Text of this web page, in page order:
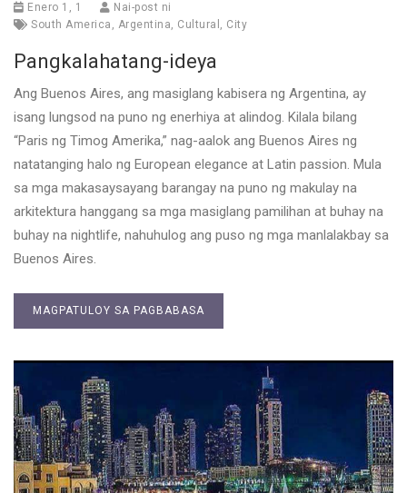
Enero 1, 1
Nai-post ni
South America , Argentina, Cultural , City
Pangkalahatang-ideya
Ang Buenos Aires, ang masiglang kabisera ng Argentina, ay
isang lungsod na puno ng enerhiya at alindog. Kilala bilang
“Paris ng Timog Amerika,” nag-aalok ang Buenos Aires ng
natatanging halo ng European elegance at Latin passion. Mula
sa mga makasaysayang barangay na puno ng makulay na
arkitektura hanggang sa mga masiglang pamilihan at buhay na
buhay na nightlife, nahuhulog ang puso ng mga manlalakbay sa
Buenos Aires.
MAGPATULOY SA PAGBABASA